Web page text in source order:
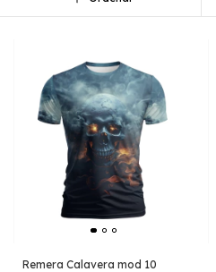
Remera Calavera mod 10